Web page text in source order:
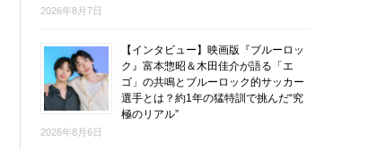
2026年8月7日
【インタビュー】映画版『ブルーロッ
ク』富本惣昭＆木田佳介が語る「エ
ゴ」の共鳴とブルーロック的サッカー
選手とは？約1年の猛特訓で挑んだ“究
極のリアル”
2026年8月6日